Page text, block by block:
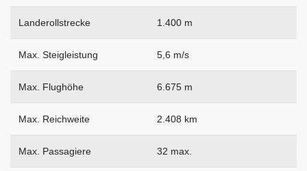
Landerollstrecke 1.400 m
Max. Steigleistung 5,6 m/s
Max. Flughöhe 6.675 m
Max. Reichweite 2.408 km
Max. Passagiere 32 max.